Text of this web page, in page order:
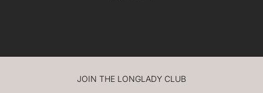
JOIN THE LONGLADY CLUB